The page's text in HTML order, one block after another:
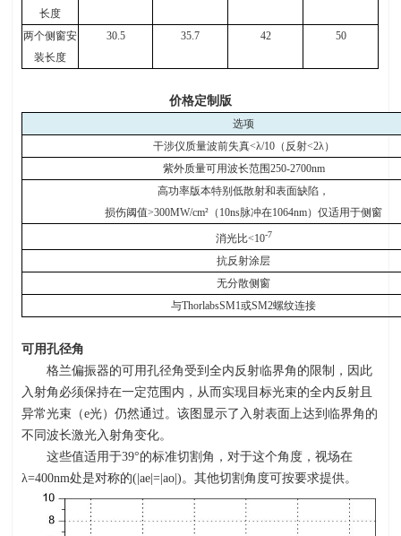
长度
两个侧窗安
装长度
30.5 35.7 42 50
价格定制版
选项
干涉仪质量波前失真<λ/10（反射<2λ）
紫外质量可用波长范围250-2700nm
高功率版本特别低散射和表面缺陷，
损伤阈值>300MW/cm² （ 10ns脉冲在1064nm）仅适用于侧窗
消光比<10-7
抗反射涂层
无分散侧窗
与ThorlabsSM1或SM2螺纹连接
可用孔径角
格兰偏振器的可用孔径角受到全内反射临界角的限制，因此
入射角必须保持在一定范围内，从而实现目标光束的全内反射且
异常光束（e光）仍然通过。该图显示了入射表面上达到临界角的
不同波长激光入射角变化。
这些值适用于39°的标准切割角，对于这个角度，视场在
λ=400nm处是对称的(|ae|=|ao|)。其他切割角度可按要求提供。